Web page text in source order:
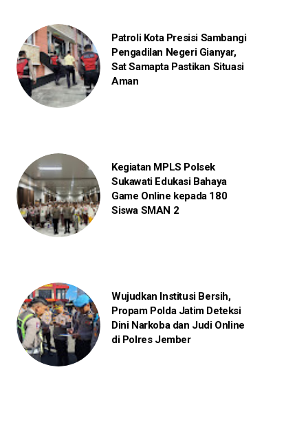
Patroli Kota Presisi Sambangi
Pengadilan Negeri Gianyar,
Sat Samapta Pastikan Situasi
Aman
Kegiatan MPLS Polsek
Sukawati Edukasi Bahaya
Game Online kepada 180
Siswa SMAN 2
Wujudkan Institusi Bersih,
Propam Polda Jatim Deteksi
Dini Narkoba dan Judi Online
di Polres Jember